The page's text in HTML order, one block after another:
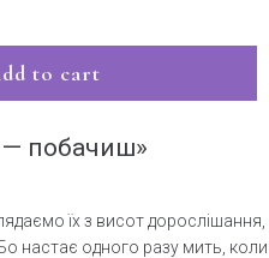
to cart
— побачиш»
їх з висот дорослішання,
настає одного разу мить, коли